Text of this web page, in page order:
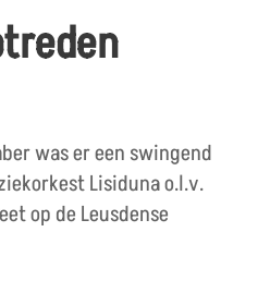
was er een swingend
Lisiduna o.l.v.
op de Leusdense